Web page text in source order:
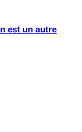
est un autre